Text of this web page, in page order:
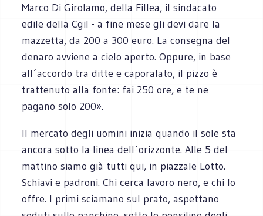
Marco Di Girolamo, della Fillea, il sindacato
edile della Cgil - a fine mese gli devi dare la
mazzetta, da 200 a 300 euro. La consegna del
denaro avviene a cielo aperto. Oppure, in base
all´accordo tra ditte e caporalato, il pizzo è
trattenuto alla fonte: fai 250 ore, e te ne
pagano solo 200».
Il mercato degli uomini inizia quando il sole sta
ancora sotto la linea dell´orizzonte. Alle 5 del
mattino siamo già tutti qui, in piazzale Lotto.
Schiavi e padroni. Chi cerca lavoro nero, e chi lo
offre. I primi sciamano sul prato, aspettano